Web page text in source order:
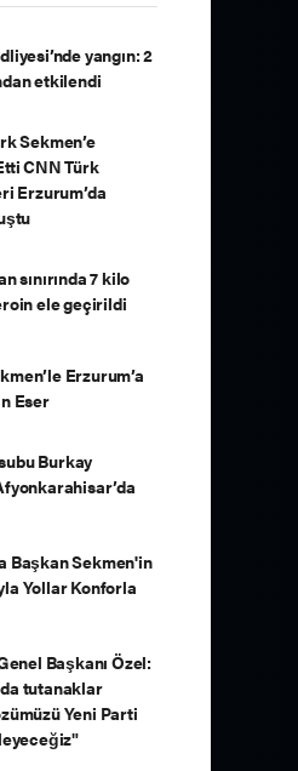
yangın: 2
etkilendi
Sekmen’e
CNN Türk
Erzurum’da
sınırında 7 kilo
ele geçirildi
Erzurum’a
Eser
Burkay
Başkan Sekmen'in
Yollar Konforla
Başkanı Özel:
tutanaklar
Yeni Parti